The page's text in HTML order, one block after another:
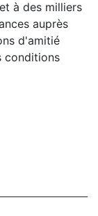
à des milliers
auprès
d'amitié
conditions